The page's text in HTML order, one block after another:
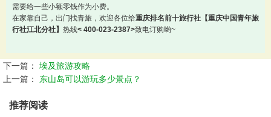
需要给一些小额零钱作为小费。
在家靠自己，出门找青旅，欢迎各位给重庆排名前十旅行社【重庆中国青年旅
行社江北分社】 热线< 400-023-2387>致电订购哟~
下一篇： 埃及旅游攻略
上一篇： 东山岛可以游玩多少景点？
推荐阅读